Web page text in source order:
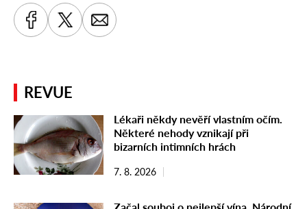
REVUE
Lékaři někdy nevěří vlastním očím.
Některé nehody vznikají při
bizarních intimních hrách
7. 8. 2026